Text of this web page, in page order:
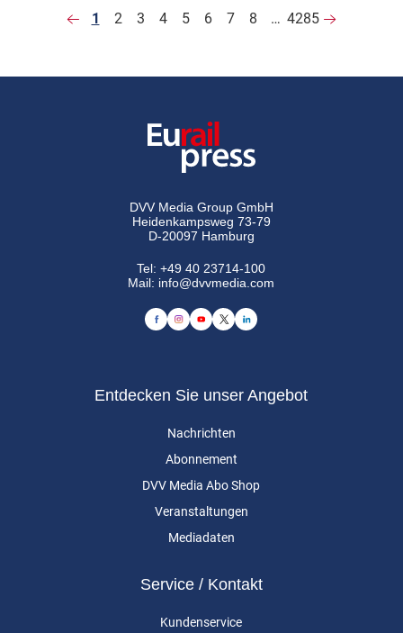
1 2 3 4 5 6 7 8 … 4285
DVV Media Group GmbH
Heidenkampsweg 73-79
D-20097 Hamburg
Tel:+49 40 23714-100
Mail: info@dvvmedia.com
Entdecken Sie unser Angebot
Nachrichten
Abonnement
DVV Media Abo Shop
Veranstaltungen
Mediadaten
Service / Kontakt
Kundenservice